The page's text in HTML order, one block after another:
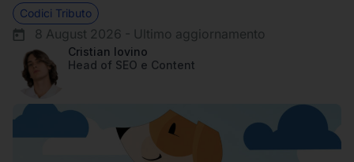
Codici Tributo
8 August 2026 - Ultimo aggiornamento
Cristian Iovino
Head of SEO e Content